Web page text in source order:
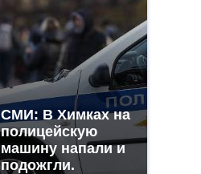
СМИ: В Химках на
полицейскую
машину напали и
подожгли.